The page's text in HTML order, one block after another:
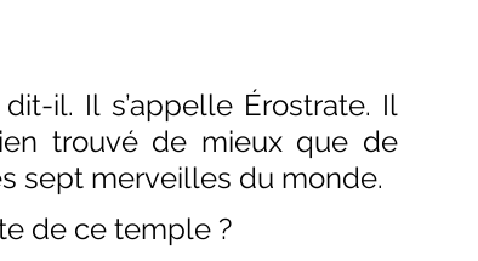
il. Il s’appelle Érostrate. Il
trouvé de mieux que de
sept merveilles du monde.
de ce temple ?